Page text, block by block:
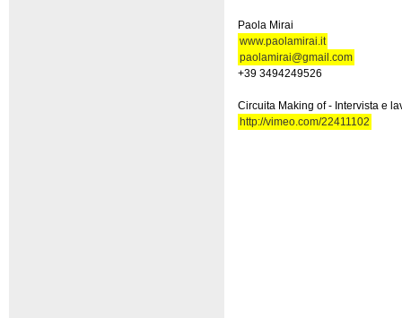
Paola Mirai
www.paolamirai.it
paolamirai@gmail.com
+39 3494249526
Circuita Making of - Intervista e
http://vimeo.com/22411102